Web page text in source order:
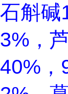
石斛碱
3%，
40%，